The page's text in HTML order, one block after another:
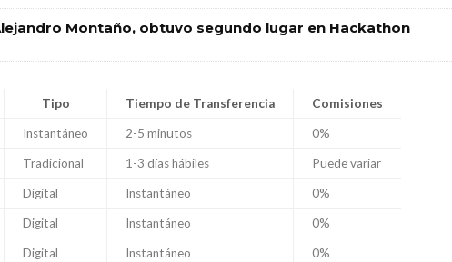
Montaño, obtuvo segundo lugar en Hackathon
Tipo Tiempo de Transferencia Comisiones
Instantáneo 2-5 minutos 0%
Tradicional 1-3 días hábiles Puede variar
Digital Instantáneo 0%
Digital Instantáneo 0%
Digital Instantáneo 0%